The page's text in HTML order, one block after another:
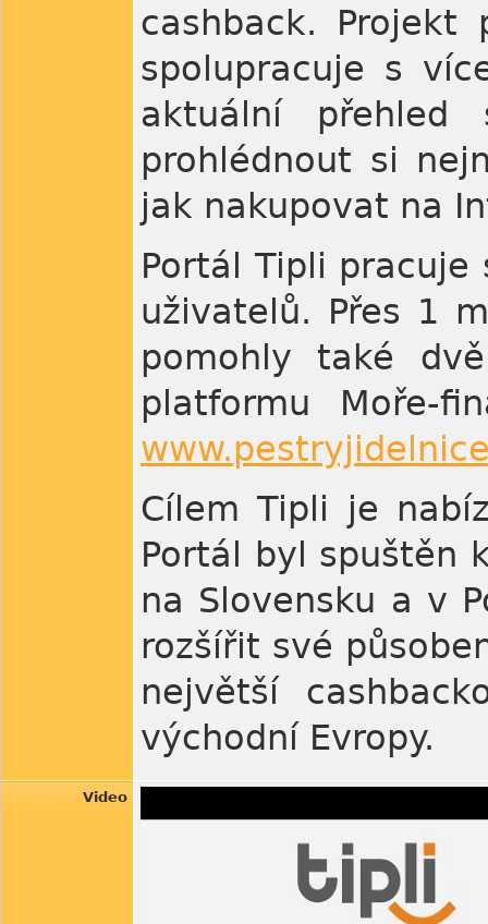
cashback. Projekt
spolupracuje s
aktuální přehled
prohlédnout si
jak nakupovat na
Portál Tipli
uživatelů. Přes 1
pomohly také
platformu Moře-
Cílem Tipli je
Portál byl spuštěn
na Slovensku a v
rozšířit své
největší
východní Evropy.
Video